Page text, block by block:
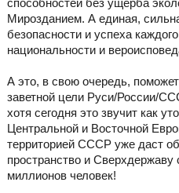
способностей без ущерба
Мирозданием. А единая,
безопасности и успеха
национальности и
А это, в свою очередь,
заветной цели Руси/России/
хотя сегодня это звучит как
Центральной и Восточной
территорией СССР уже даст
пространство и
миллионов человек!